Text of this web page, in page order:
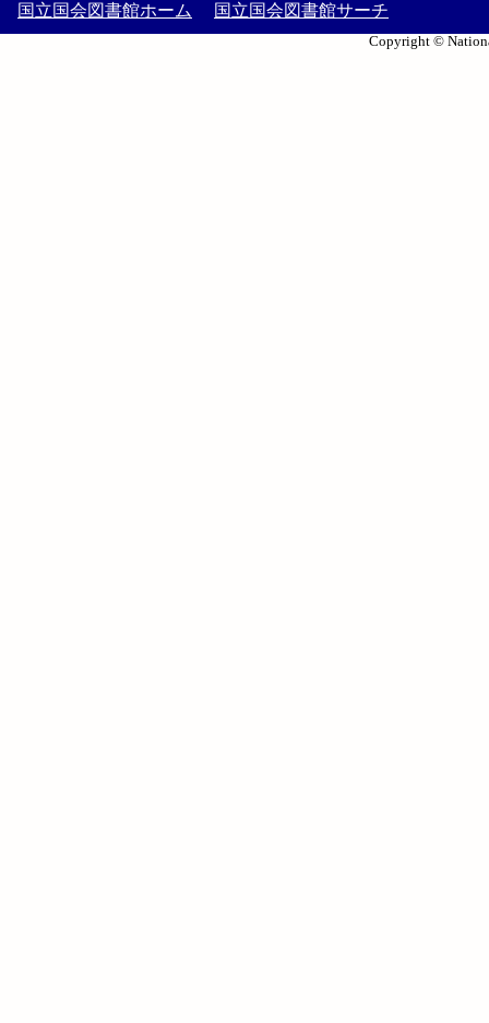
国立国会図書館ホーム 国立国会図書館サーチ
Copyright ©